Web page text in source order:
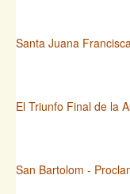
Santa Juana
El Triunfo Final de la
San Bartolom -